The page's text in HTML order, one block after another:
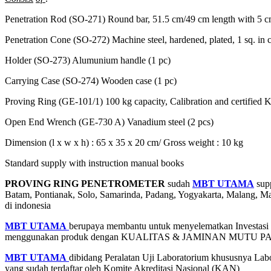
Penetration Rod (SO-271) Round bar, 51.5 cm/49 cm length with 5
Penetration Cone (SO-272) Machine steel, hardened, plated, 1 sq. in
Holder (SO-273) Alumunium handle (1 pc)
Carrying Case (SO-274) Wooden case (1 pc)
Proving Ring (GE-101/1) 100 kg capacity, Calibration and certified
Open End Wrench (GE-730 A) Vanadium steel (2 pcs)
Dimension (l x w x h) : 65 x 35 x 20 cm/ Gross weight : 10 kg
Standard supply with instruction manual books
PROVING RING PENETROMETER sudah MBT UTAMA
Batam, Pontianak, Solo, Samarinda, Padang, Yogyakarta, Malang,
di indonesia
MBT UTAMA berupaya membantu untuk menyelematkan
menggunakan produk dengan KUALITAS & JAMINAN MUTU
MBT UTAMA dibidang Peralatan Uji Laboratorium khususnya
yang sudah terdaftar oleh Komite Akreditasi Nasional (KAN)